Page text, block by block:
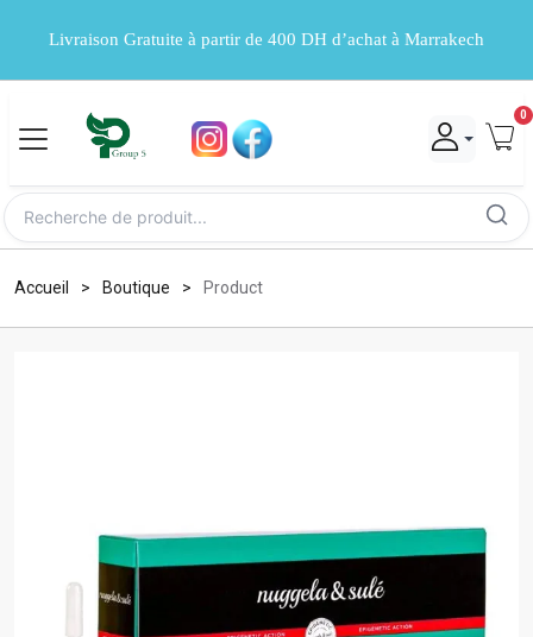
Livraison Gratuite à partir de 400 DH d’achat à Marrakech
0
Accueil Boutique Product